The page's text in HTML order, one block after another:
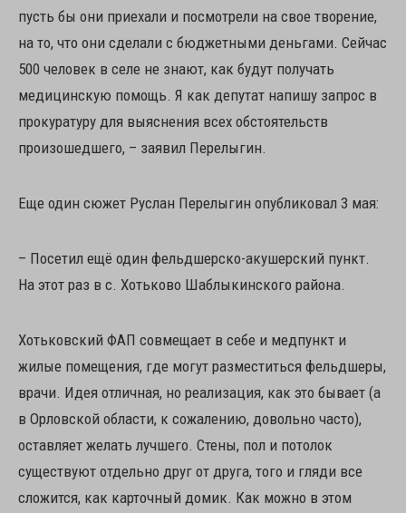
пусть бы они приехали и посмотрели на свое творение,
на то, что они сделали с бюджетными деньгами. Сейчас
500 человек в селе не знают, как будут получать
медицинскую помощь. Я как депутат напишу запрос в
прокуратуру для выяснения всех обстоятельств
произошедшего, – заявил Перелыгин.
Еще один сюжет Руслан Перелыгин опубликовал 3 мая:
– Посетил ещё один фельдшерско-акушерский пункт.
На этот раз в с. Хотьково Шаблыкинского района.
Хотьковский ФАП совмещает в себе и медпункт и
жилые помещения, где могут разместиться фельдшеры,
врачи. Идея отличная, но реализация, как это бывает (а
в Орловской области, к сожалению, довольно часто),
оставляет желать лучшего. Стены, пол и потолок
существуют отдельно друг от друга, того и гляди все
сложится, как карточный домик. Как можно в этом